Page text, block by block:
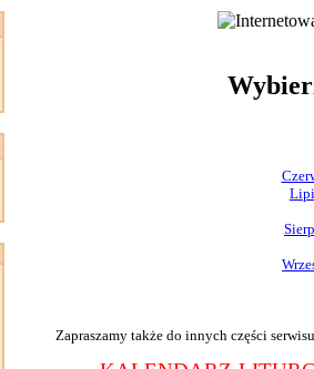
Zapraszamy także do innych części